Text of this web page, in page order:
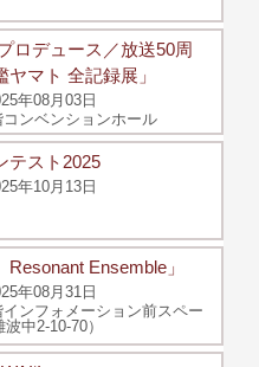
ロデュース／放送50周
マト 全記録展」
年08月03日
ンベンションホール
テスト2025
年10月13日
Ensemble」
年08月31日
ンフォメーション前スペー
中2-10-70）